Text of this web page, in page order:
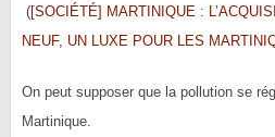
([SOCIÉTÉ] MARTINIQUE :
NEUF, UN LUXE POUR LES
On peut supposer que la pollution se
Martinique.